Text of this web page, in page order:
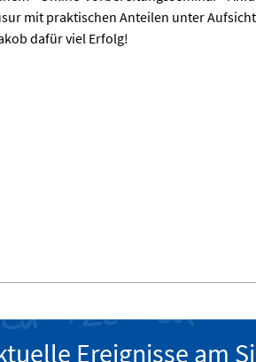
mit praktischen Anteilen unter
dafür viel Erfolg!
Ereignisse am